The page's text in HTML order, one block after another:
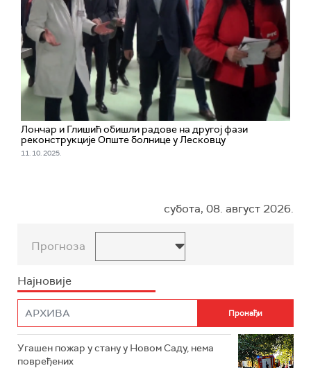
Лончар и Глишић обишли радове на другој фази
реконструкције Опште болнице у Лесковцу
11. 10. 2025.
субота, 08. август 2026.
Прогноза
Најновије
Угашен пожар у стану у Новом Саду, нема
повређених